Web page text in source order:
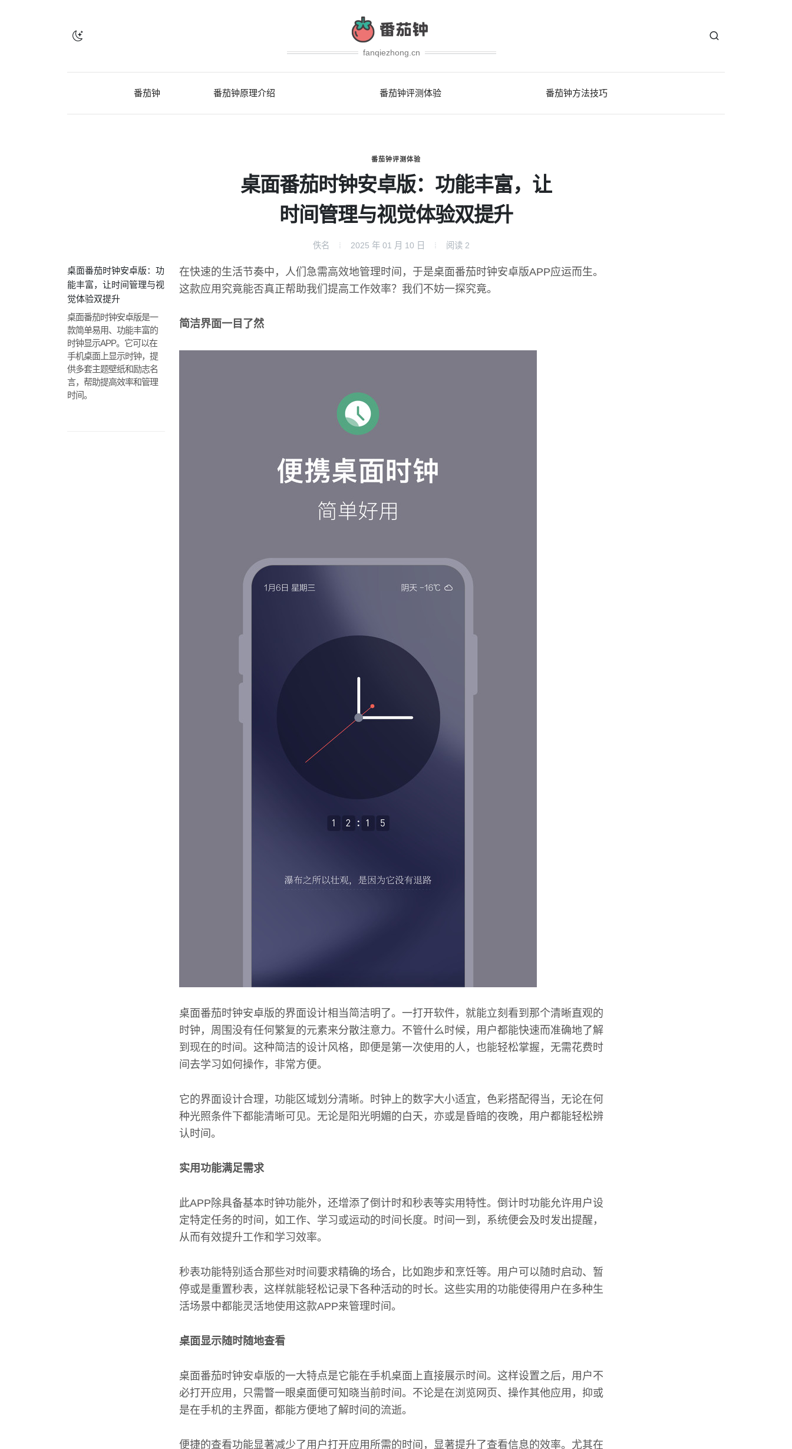
fanqiezhong.cn
番茄钟 番茄钟原理介绍 番茄钟评测体验 番茄钟方法技巧
番茄钟评测体验
桌面番茄时钟安卓版：功能丰富，让
时间管理与视觉体验双提升
佚名 2025 年 01 月 10 日 阅读 2
桌面番茄时钟安卓版：功
能丰富，让时间管理与视
觉体验双提升
桌面番茄时钟安卓版是一
款简单易用、功能丰富的
时钟显示APP。它可以在
手机桌面上显示时钟，提
供多套主题壁纸和励志名
言，帮助提高效率和管理
时间。
在快速的生活节奏中，人们急需高效地管理时间，于是桌面番茄时钟安卓版APP应运而生。
这款应用究竟能否真正帮助我们提高工作效率？我们不妨一探究竟。
简洁界面一目了然
桌面番茄时钟安卓版的界面设计相当简洁明了。一打开软件，就能立刻看到那个清晰直观的
时钟，周围没有任何繁复的元素来分散注意力。不管什么时候，用户都能快速而准确地了解
到现在的时间。这种简洁的设计风格，即便是第一次使用的人，也能轻松掌握，无需花费时
间去学习如何操作，非常方便。
它的界面设计合理，功能区域划分清晰。时钟上的数字大小适宜，色彩搭配得当，无论在何
种光照条件下都能清晰可见。无论是阳光明媚的白天，亦或是昏暗的夜晚，用户都能轻松辨
认时间。
实用功能满足需求
此APP除具备基本时钟功能外，还增添了倒计时和秒表等实用特性。倒计时功能允许用户设
定特定任务的时间，如工作、学习或运动的时间长度。时间一到，系统便会及时发出提醒，
从而有效提升工作和学习效率。
秒表功能特别适合那些对时间要求精确的场合，比如跑步和烹饪等。用户可以随时启动、暂
停或是重置秒表，这样就能轻松记录下各种活动的时长。这些实用的功能使得用户在多种生
活场景中都能灵活地使用这款APP来管理时间。
桌面显示随时随地查看
桌面番茄时钟安卓版的一大特点是它能在手机桌面上直接展示时间。这样设置之后，用户不
必打开应用，只需瞥一眼桌面便可知晓当前时间。不论是在浏览网页、操作其他应用，抑或
是在手机的主界面，都能方便地了解时间的流逝。
便捷的查看功能显著减少了用户打开应用所需的时间，显著提升了查看信息的效率。尤其在